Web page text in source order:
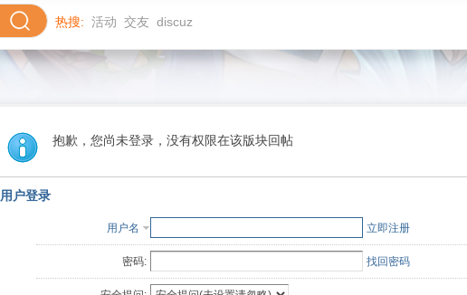
热搜: 活动 交友 discuz
抱歉，您尚未登录，没有权限在该版块回帖
用户登录
用户名 立即注册
密码: 找回密码